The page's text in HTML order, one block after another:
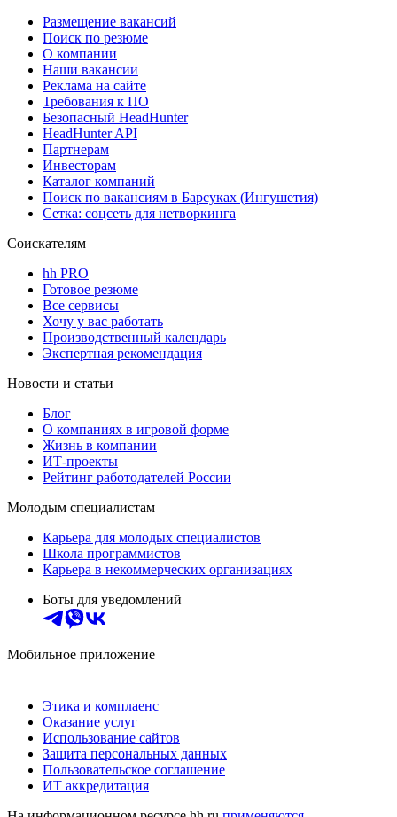
Размещение вакансий
Поиск по резюме
О компании
Наши вакансии
Реклама на сайте
Требования к ПО
Безопасный HeadHunter
HeadHunter API
Партнерам
Инвесторам
Каталог компаний
Поиск по вакансиям в Барсуках (Ингушетия)
Сетка: соцсеть для нетворкинга
Соискателям
hh PRO
Готовое резюме
Все сервисы
Хочу у вас работать
Производственный календарь
Экспертная рекомендация
Новости и статьи
Блог
О компаниях в игровой форме
Жизнь в компании
ИТ-проекты
Рейтинг работодателей России
Молодым специалистам
Карьера для молодых специалистов
Школа программистов
Карьера в некоммерческих организациях
Боты для уведомлений
Мобильное приложение
Этика и комплаенс
Оказание услуг
Использование сайтов
Защита персональных данных
Пользовательское соглашение
ИТ аккредитация